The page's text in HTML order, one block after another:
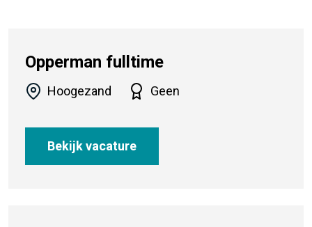
Opperman fulltime
Hoogezand Geen
Bekijk vacature